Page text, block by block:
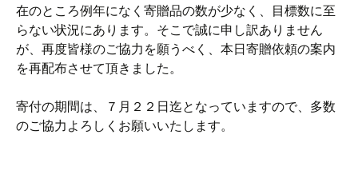
在のところ例年になく寄贈品の数が少なく、目標数に至
らない状況にあります。そこで誠に申し訳ありません
が、再度皆様のご協力を願うべく、本日寄贈依頼の案内
を再配布させて頂きました。
寄付の期間は、７月２２日迄となっていますので、多数
のご協力よろしくお願いいたします。